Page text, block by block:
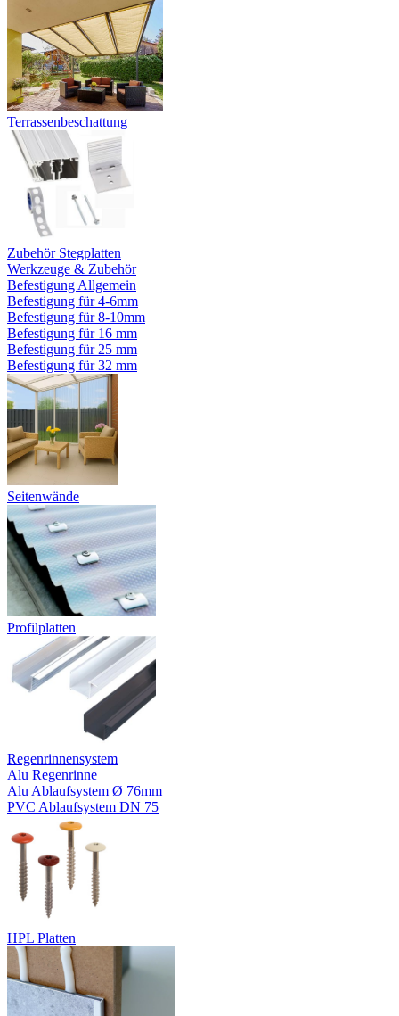
Terrassenbeschattung
Zubehör Stegplatten
Werkzeuge & Zubehör
Befestigung Allgemein
Befestigung für 4-6mm
Befestigung für 8-10mm
Befestigung für 16 mm
Befestigung für 25 mm
Befestigung für 32 mm
Seitenwände
Profilplatten
Regenrinnensystem
Alu Regenrinne
Alu Ablaufsystem Ø 76mm
PVC Ablaufsystem DN 75
HPL Platten